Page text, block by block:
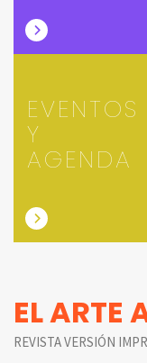
EVENTOS
Y
AGENDA
EL ARTE
REVISTA VERSIÓN